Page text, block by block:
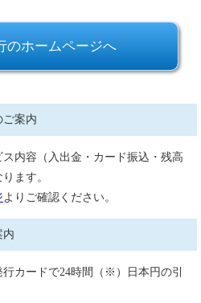
のホームページへ
ご案内
内容（入出金・カード振込・残高
ます。
よりご確認ください。
内
カードで24時間（※）日本円の引